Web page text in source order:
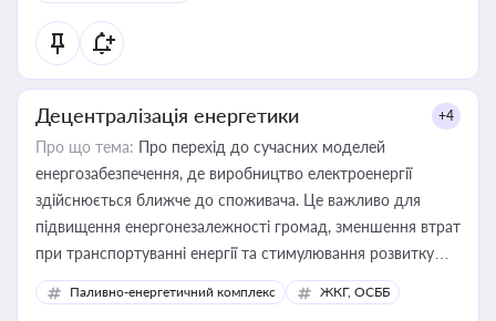
Децентралізація енергетики +4
Про що тема: Про перехід до сучасних моделей
енергозабезпечення, де виробництво електроенергії
здійснюється ближче до споживача. Це важливо для
підвищення енергонезалежності громад, зменшення втрат
при транспортуванні енергії та стимулювання розвитку
відновлюваних джерел
Паливно-енергетичний комплекс ЖКГ, ОСББ